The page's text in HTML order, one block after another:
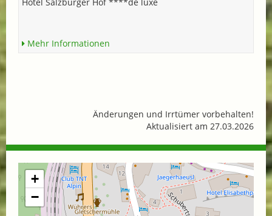
Mehr Informationen
Änderungen und Irrtümer vorbehalten!
Aktualisiert am 27.03.2026
+
−